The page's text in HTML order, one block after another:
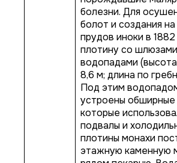
болезни. Для
болот и создания
прудов иноки в
плотину со
водопадами
8,6 м; длина по
Под этим
устроены
которые
подвалы и
плотины монахи
этажную каменную